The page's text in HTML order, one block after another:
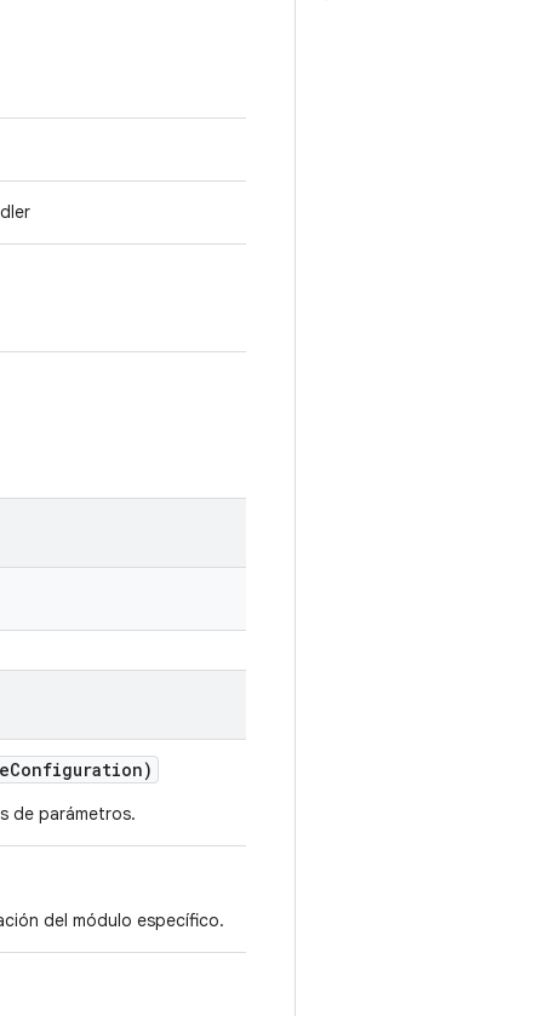
Configuration)
de parámetros.
del módulo específico.